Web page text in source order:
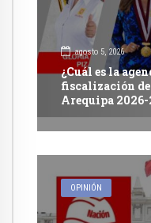
agosto 5, 2026
¿Cuál es la
fiscalización
Arequipa 2026-
OPINIÓN